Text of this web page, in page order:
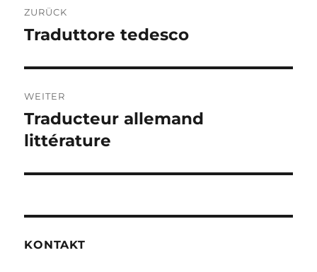
ZURÜCK
Vorheriger
Traduttore tedesco
WEITER
Nächster
Beitrag:
Traducteur allemand
littérature
KONTAKT